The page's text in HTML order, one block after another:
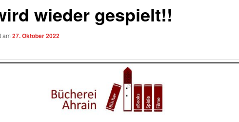
wieder gespielt!!
am 27. Oktober 2022